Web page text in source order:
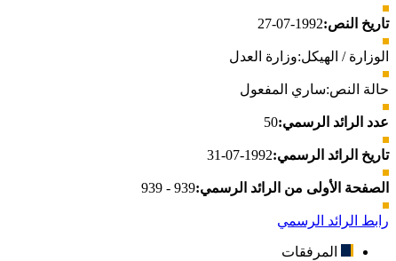
تاريخ النص:1992-07-27
الوزارة / الهيكل:وزارة العدل
حالة النص:ساري المفعول
عدد الرائد الرسمي:50
تاريخ الرائد الرسمي:1992-07-31
الصفحة الأولى من الرائد الرسمي:939 - 939
رابط الرائد الرسمي
المرفقات